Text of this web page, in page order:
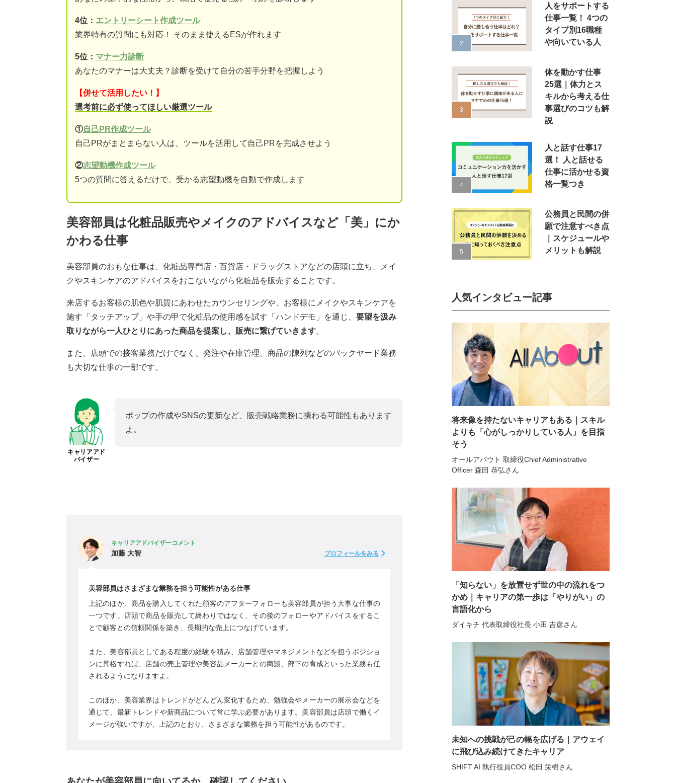
4位： エントリーシート作成ツール
業界特有の質問にも対応！ そのまま使えるESが作れます
5位： マナー力診断
あなたのマナーは大丈夫？診断を受けて自分の苦手分野を把握しよう
【併せて活用したい！】
選考前に必ず使ってほしい厳選ツール
①自己PR作成ツール
自己PRがまとまらない人は、ツールを活用して自己PRを完成させよう
②志望動機作成ツール
5つの質問に答えるだけで、受かる志望動機を自動で作成します
美容部員は化粧品販売やメイクのアドバイスなど「美」にか
かわる仕事
美容部員のおもな仕事は、化粧品専門店・百貨店・ドラッグストアなどの店頭に立ち、メイ
クやスキンケアのアドバイスをおこないながら化粧品を販売することです。
来店するお客様の肌色や肌質にあわせたカウンセリングや、お客様にメイクやスキンケアを
施す「タッチアップ」や手の甲で化粧品の使用感を試す「ハンドデモ」を通じ、 要望を汲み
取りながら一人ひとりにあった商品を提案し、販売に繋げていきます。
また、店頭での接客業務だけでなく、発注や在庫管理、商品の陳列などのバックヤード業務
も大切な仕事の一部です。
キャリアアド
バイザー
ポップの作成やSNSの更新など、販売戦略業務に携わる可能性もあります
よ。
キャリアアドバイザーコメント
加藤 大智 プロフィールをみる
美容部員はさまざまな業務を担う可能性がある仕事
上記のほか、商品を購入してくれた顧客のアフターフォローも美容部員が担う大事な仕事の
一つです。店頭で商品を販売して終わりではなく、その後のフォローやアドバイスをするこ
とで顧客との信頼関係を築き、長期的な売上につなげています。
また、美容部員としてある程度の経験を積み、店舗管理やマネジメントなどを担うポジショ
ンに昇格すれば、店舗の売上管理や美容品メーカーとの商談、部下の育成といった業務も任
されるようになりますよ。
このほか、美容業界はトレンドがどんどん変化するため、勉強会やメーカーの展示会などを
通じて、最新トレンドや新商品について常に学ぶ必要があります。美容部員は店頭で働くイ
メージが強いですが、上記のとおり、さまざまな業務を担う可能性があるのです。
人をサポートする
仕事一覧！ 4つの
タイプ別16職種
や向いている人
体を動かす仕事
25選｜体力とス
キルから考える仕
事選びのコツも解
説
人と話す仕事17
選！ 人と話せる
仕事に活かせる資
格一覧つき
公務員と民間の併
願で注意すべき点
｜スケジュールや
メリットも解説
人気インタビュー記事
将来像を持たないキャリアもある｜スキル
よりも「心がしっかりしている人」を目指
そう
オールアバウト 取締役Chief Administrative
Officer 森田 恭弘さん
「知らない」を放置せず世の中の流れをつ
かめ｜キャリアの第一歩は「やりがい」の
言語化から
ダイキチ 代表取締役社長 小田 吉彦さん
未知への挑戦が己の幅を広げる｜アウェイ
に飛び込み続けてきたキャリア
SHIFT AI 執行役員COO 松田 栄樹さん